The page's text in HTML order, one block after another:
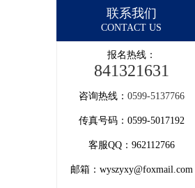
联系我们
CONTACT US
报名热线：
841321631
咨询热线： 0599-5137766
传真号码：0599-5017192
客服QQ：962112766
邮箱：wyszyxy@foxmail.com